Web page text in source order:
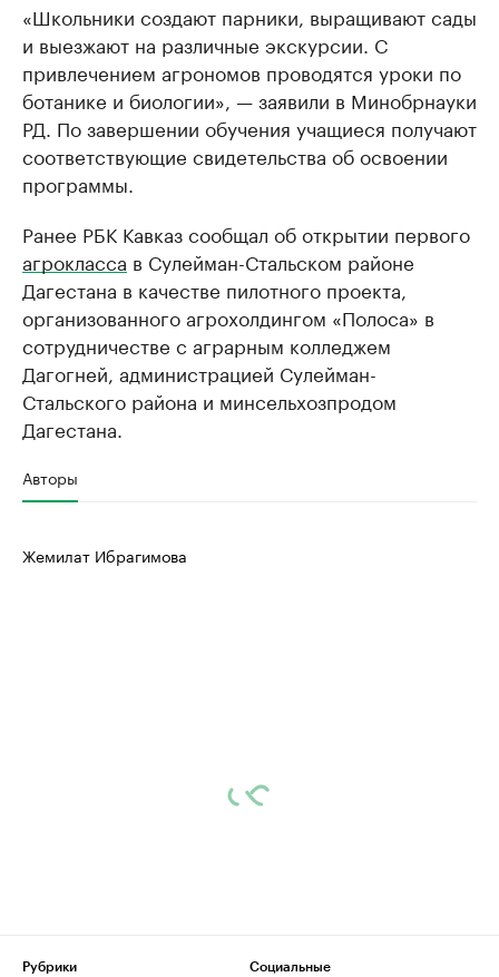
«Школьники создают парники, выращивают сады
и выезжают на различные экскурсии. С
привлечением агрономов проводятся уроки по
ботанике и биологии», — заявили в Минобрнауки
РД. По завершении обучения учащиеся получают
соответствующие свидетельства об освоении
программы.
Ранее РБК Кавказ сообщал об открытии первого
агрокласса в Сулейман-Стальском районе
Дагестана в качестве пилотного проекта,
организованного агрохолдингом «Полоса» в
сотрудничестве с аграрным колледжем
Дагогней, администрацией Сулейман-
Стальского района и минсельхозпродом
Дагестана.
Авторы
Жемилат Ибрагимова
Рубрики
Социальные